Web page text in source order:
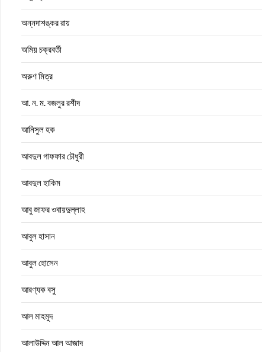
অন্নদাশঙ্কর রায়
অমিয় চক্রবর্তী
অরুণ মিত্র
আ. ন. ম. বজলুর রশীদ
আনিসুল হক
আবদুল গাফফার চৌধুরী
আবদুল হাকিম
আবু জাফর ওবায়দুল্লাহ
আবুল হাসান
আবুল হোসেন
আরণ্যক বসু
আল মাহমুদ
আলাউদ্দিন আল আজাদ